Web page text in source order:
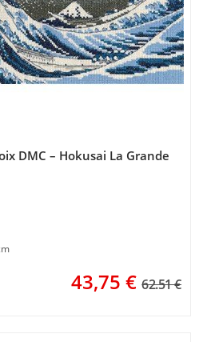
DMC – Hokusai La Grande
43,75 € 62.51 €